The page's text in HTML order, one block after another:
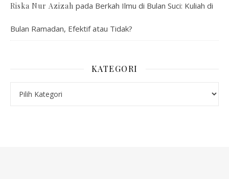
Riska Nur Azizah pada Berkah Ilmu di Bulan Suci: Kuliah di
Bulan Ramadan, Efektif atau Tidak?
KATEGORI